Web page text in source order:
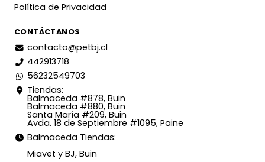
Política de Privacidad
CONTÁCTANOS
contacto@petbj.cl
442913718
56232549703
Tiendas:
Balmaceda #878, Buin
Balmaceda #880, Buin
Santa María #209, Buin
Avda. 18 de Septiembre #1095, Paine
Balmaceda Tiendas:
Miavet y BJ, Buin